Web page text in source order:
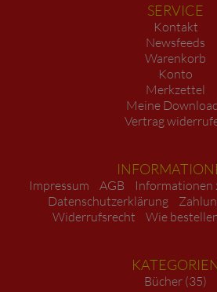
SERVICE
Kontakt
Newsfeeds
Warenkorb
Konto
Merkzettel
Meine
Vertrag
Impressum AGB
Informationen
Datenschutzerklärung
Widerrufsrecht
Wie
Bücher (35)